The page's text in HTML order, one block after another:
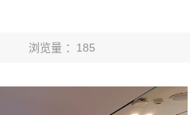
浏览量 ：185